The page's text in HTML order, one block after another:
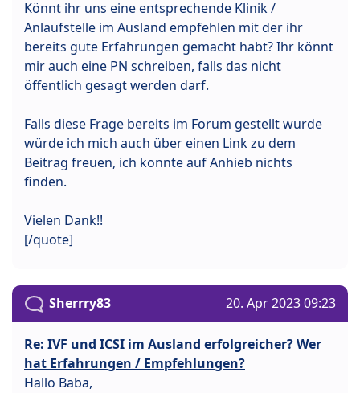
Könnt ihr uns eine entsprechende Klinik /
Anlaufstelle im Ausland empfehlen mit der ihr
bereits gute Erfahrungen gemacht habt? Ihr könnt
mir auch eine PN schreiben, falls das nicht
öffentlich gesagt werden darf.
Falls diese Frage bereits im Forum gestellt wurde
würde ich mich auch über einen Link zu dem
Beitrag freuen, ich konnte auf Anhieb nichts
finden.
Vielen Dank!!
[/quote]
Sherrry83 20. Apr 2023 09:23
Re: IVF und ICSI im Ausland erfolgreicher? Wer
hat Erfahrungen / Empfehlungen?
Hallo Baba,